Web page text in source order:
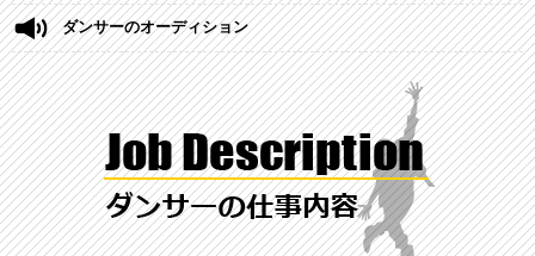
ダンサーのオーディション